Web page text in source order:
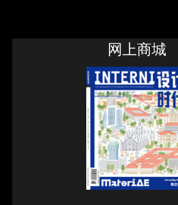
网上商城